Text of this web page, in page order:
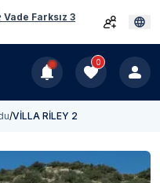
Farksız 3
0
/VİLLA RİLEY 2